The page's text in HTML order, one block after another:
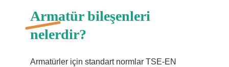
Armatür bileşenleri
nelerdir?
Armatürler için standart normlar TSE-EN